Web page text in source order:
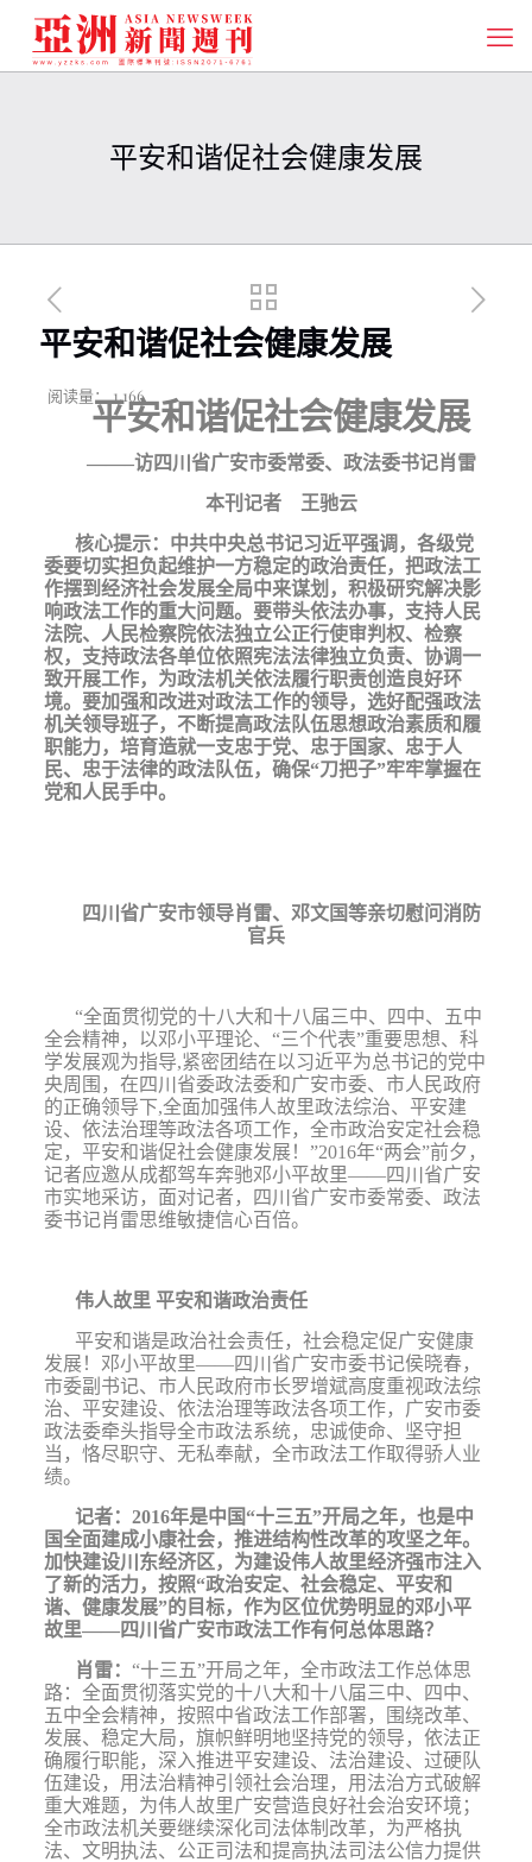
平安和谐促社会健康发展
平安和谐促社会健康发展
阅读量：1,166
平安和谐促社会健康发展
——–访四川省广安市委常委、政法委书记肖雷
本刊记者 王驰云
核心提示：中共中央总书记习近平强调，各级党
委要切实担负起维护一方稳定的政治责任，把政法工
作摆到经济社会发展全局中来谋划，积极研究解决影
响政法工作的重大问题。要带头依法办事，支持人民
法院、人民检察院依法独立公正行使审判权、检察
权，支持政法各单位依照宪法法律独立负责、协调一
致开展工作，为政法机关依法履行职责创造良好环
境。要加强和改进对政法工作的领导，选好配强政法
机关领导班子，不断提高政法队伍思想政治素质和履
职能力，培育造就一支忠于党、忠于国家、忠于人
民、忠于法律的政法队伍，确保“刀把子”牢牢掌握在
党和人民手中。
四川省广安市领导肖雷、邓文国等亲切慰问消防
官兵
“全面贯彻党的十八大和十八届三中、四中、五中
全会精神，以邓小平理论、“三个代表”重要思想、科
学发展观为指导,紧密团结在以习近平为总书记的党中
央周围，在四川省委政法委和广安市委、市人民政府
的正确领导下,全面加强伟人故里政法综治、 平安建
设、依法治理等政法各项工作，全市政治安定社会稳
定，平安和谐促社会健康发展！”2016年“两会”前夕，
记者应邀从成都驾车奔驰邓小平故里——四川省广安
市实地采访，面对记者，四川省广安市委常委、政法
委书记肖雷思维敏捷信心百倍。
伟人故里 平安和谐政治责任
平安和谐是政治社会责任，社会稳定促广安健康
发展！邓小平故里——四川省广安市委书记侯晓春，
市委副书记、市人民政府市长罗增斌高度重视政法综
治、平安建设、依法治理等政法各项工作，广安市委
政法委牵头指导全市政法系统，忠诚使命、坚守担
当，恪尽职守、无私奉献，全市政法工作取得骄人业
绩。
记者： 2016年是中国 “十三五”开局之年，也是中
国全面建成小康社会，推进结构性改革的攻坚之年。
加快建设川东经济区，为建设伟人故里经济强市注入
了新的活力，按照“政治安定、社会稳定、平安和
谐、健康发展”的目标，作为区位优势明显的邓小平
故里——四川省广安市政法工作有何总体思路？
肖雷： “十三五”开局之年， 全市政法工作总体思
路：全面贯彻落实党的十八大和十八届三中、四中、
五中全会精神，按照中省政法工作部署，围绕改革、
发展、稳定大局，旗帜鲜明地坚持党的领导，依法正
确履行职能，深入推进平安建设、法治建设、过硬队
伍建设，用法治精神引领社会治理，用法治方式破解
重大难题，为伟人故里广安营造良好社会治安环境；
全市政法机关要继续深化司法体制改革，为严格执
法、文明执法、公正司法和提高执法司法公信力提供